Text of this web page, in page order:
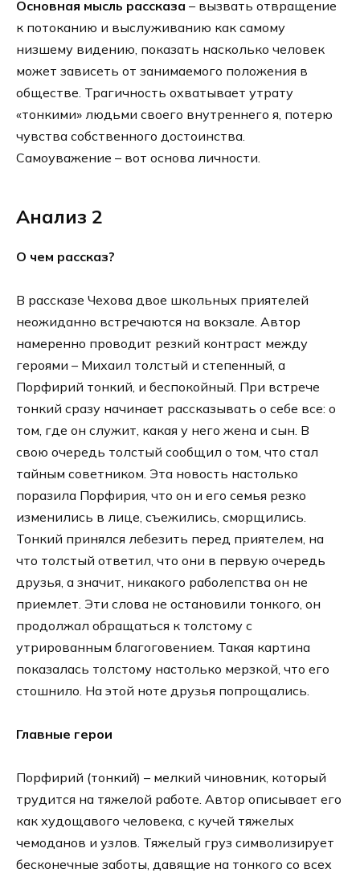
Основная мысль рассказа – вызвать отвращение
к потоканию и выслуживанию как самому
низшему видению, показать насколько человек
может зависеть от занимаемого положения в
обществе. Трагичность охватывает утрату
«тонкими» людьми своего внутреннего я, потерю
чувства собственного достоинства.
Самоуважение – вот основа личности.
Анализ 2
О чем рассказ?
В рассказе Чехова двое школьных приятелей
неожиданно встречаются на вокзале. Автор
намеренно проводит резкий контраст между
героями – Михаил толстый и степенный, а
Порфирий тонкий, и беспокойный. При встрече
тонкий сразу начинает рассказывать о себе все: о
том, где он служит, какая у него жена и сын. В
свою очередь толстый сообщил о том, что стал
тайным советником. Эта новость настолько
поразила Порфирия, что он и его семья резко
изменились в лице, съежились, сморщились.
Тонкий принялся лебезить перед приятелем, на
что толстый ответил, что они в первую очередь
друзья, а значит, никакого раболепства он не
приемлет. Эти слова не остановили тонкого, он
продолжал обращаться к толстому с
утрированным благоговением. Такая картина
показалась толстому настолько мерзкой, что его
стошнило. На этой ноте друзья попрощались.
Главные герои
Порфирий (тонкий) – мелкий чиновник, который
трудится на тяжелой работе. Автор описывает его
как худощавого человека, с кучей тяжелых
чемоданов и узлов. Тяжелый груз символизирует
бесконечные заботы, давящие на тонкого со всех